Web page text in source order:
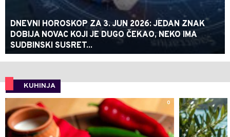
DNEVNI HOROSKOP ZA 3. JUN 2026: JEDAN ZNAK
DOBIJA NOVAC KOJI JE DUGO ČEKAO, NEKO IMA
SUDBINSKI SUSRET...
KUHINJA
0